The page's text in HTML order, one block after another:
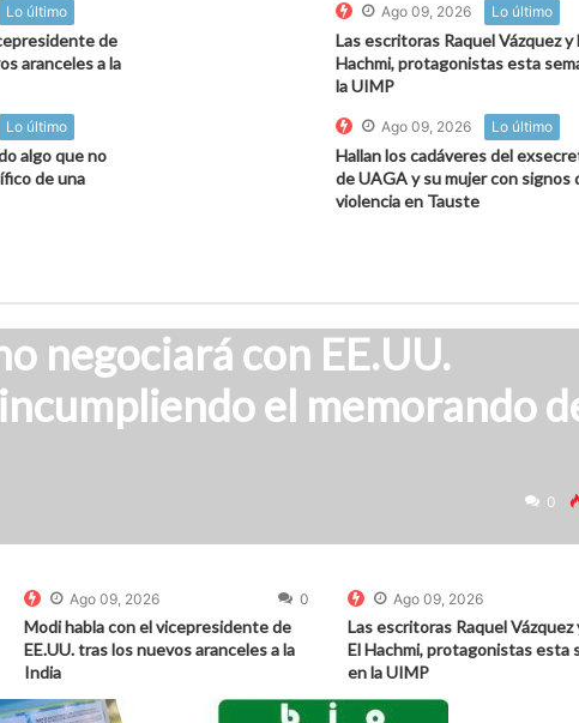
Lo último
de
aranceles a la
Ago 09, 2026 Lo último
Las escritoras Raquel Vázquez y
Hachmi, protagonistas esta
la UIMP
Lo último
algo que no
de una
Ago 09, 2026 Lo último
Hallan los cadáveres del
de UAGA y su mujer con signos
violencia en Tauste
negociará con EE.UU.
el memorando
0
Ago 09, 2026 0
Modi habla con el vicepresidente de
EE.UU. tras los nuevos aranceles a la
India
Ago 09, 2026
Las escritoras Raquel Vázquez
El Hachmi, protagonistas esta
en la UIMP